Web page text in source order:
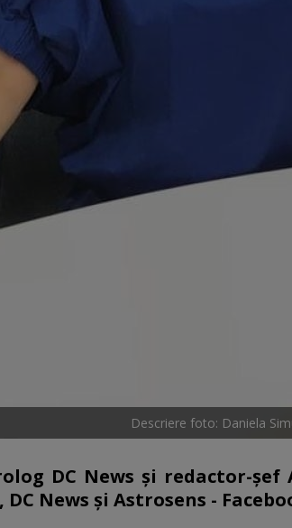
Descriere foto: Daniela
DC News și redactor-
DC News și Astrosens -